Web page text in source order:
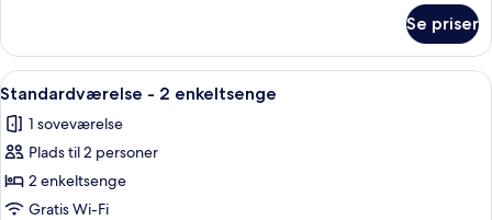
-
dobbeltseng
Se priser
Indlæs
alle
billeder
af
Standardværelse
-
Et hotelværelse med en seng, et
5
Standardværelse - 2 enkeltsenge
1 soveværelse
Plads til 2 personer
2 enkeltsenge
Gratis Wi-Fi